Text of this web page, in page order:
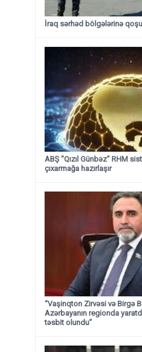
İraq sərhəd bölgələrinə
ABŞ "Qızıl Günbəz" RHM
çıxarmağa hazırlaşır
“Vaşinqton Zirvəsi və Birgə
Azərbayanın regionda
təsbit olundu”